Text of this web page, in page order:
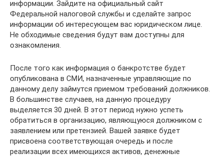
информации. Зайдите на официальный сайт
Федеральной налоговой службы и сделайте запрос
информации об интересующем вас юридическом лице.
Не обходимые сведения будут вам доступны для
ознакомления.
После того как информация о банкротстве будет
опубликована в СМИ, назначенные управляющие по
данному делу займутся приемом требований должников.
В большинстве случаев, на данную процедуру
выделяется 30 дней. В этот период нужно успеть
обратиться в организацию, являющуюся должником с
заявлением или претензией. Вашей заявке будет
присвоена соответствующая очередь и после
реализации всех имеющихся активов, денежные